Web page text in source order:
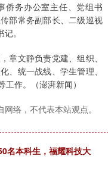
侨务办公室主任、党组书
部常务副部长、二级巡视
。
章文静负责党建、组织、
、统一战线、学生管理、
作。（澎湃新闻）
络，不代表本站观点。
名本科生，福耀科技大